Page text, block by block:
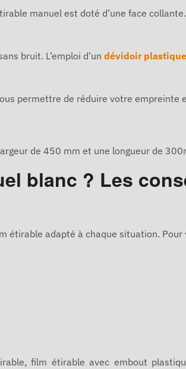
manuel est doté d’une face
bruit. L’emploi d’un dévidoir plastique
permettre de réduire votre empreinte
de 450 mm et une longueur de
blanc ? Les
adapté à chaque situation. Pour
film étirable avec embout